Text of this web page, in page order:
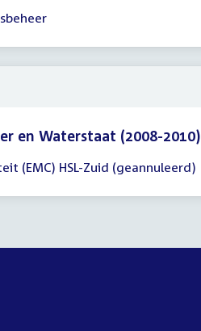
en Waterstaat (2008-2010)
(EMC) HSL-Zuid (geannuleerd)